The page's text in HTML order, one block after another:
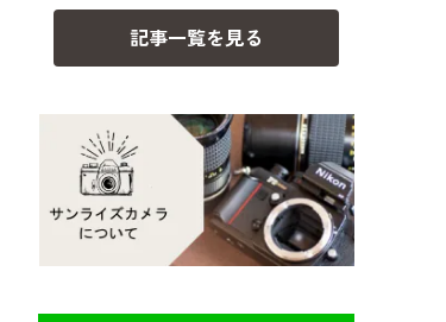
BESSA
YASHICA（ヤシカ）
Mamiya（マミヤ）
M645,二眼レフ
Plaubel（プラウベル）
CY（ヤシカコンタックス）
M（ライカ）
R（ライカ）
E（ソニー）
記事一覧を見る